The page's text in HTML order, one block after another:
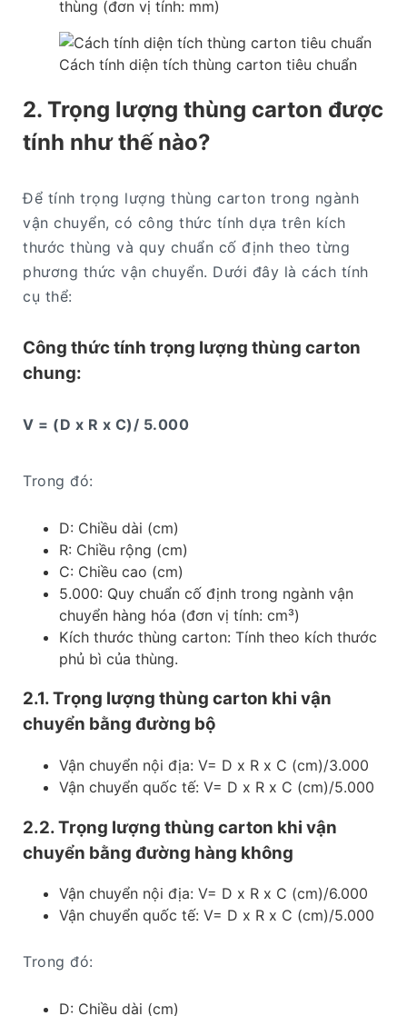
thùng (đơn vị tính: mm)
Cách tính diện tích thùng carton tiêu chuẩn
2. Trọng lượng thùng carton được
tính như thế nào?
Để tính trọng lượng thùng carton trong ngành
vận chuyển, có công thức tính dựa trên kích
thước thùng và quy chuẩn cố định theo từng
phương thức vận chuyển. Dưới đây là cách tính
cụ thể:
Công thức tính trọng lượng thùng carton
chung:
V = (D x R x C)/ 5.000
Trong đó:
D: Chiều dài (cm)
R: Chiều rộng (cm)
C: Chiều cao (cm)
5.000: Quy chuẩn cố định trong ngành vận
chuyển hàng hóa (đơn vị tính: cm³)
Kích thước thùng carton: Tính theo kích thước
phủ bì của thùng.
2.1. Trọng lượng thùng carton khi vận
chuyển bằng đường bộ
Vận chuyển nội địa: V= D x R x C (cm)/3.000
Vận chuyển quốc tế: V= D x R x C (cm)/5.000
2.2. Trọng lượng thùng carton khi vận
chuyển bằng đường hàng không
Vận chuyển nội địa: V= D x R x C (cm)/6.000
Vận chuyển quốc tế: V= D x R x C (cm)/5.000
Trong đó:
D: Chiều dài (cm)